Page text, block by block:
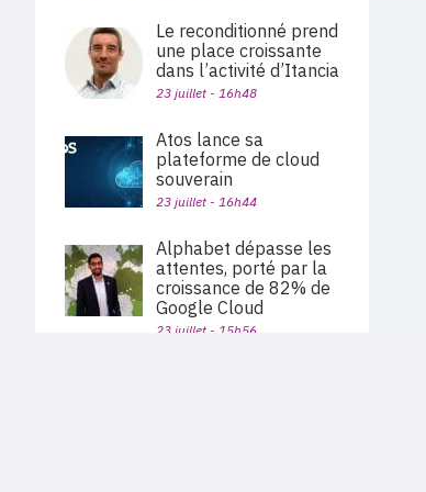
Le reconditionné prend
une place croissante
dans l’activité d’Itancia
23 juillet - 16h48
Atos lance sa
plateforme de cloud
souverain
23 juillet - 16h44
Alphabet dépasse les
attentes, porté par la
croissance de 82% de
Google Cloud
23 juillet - 15h56